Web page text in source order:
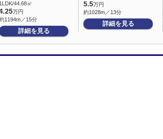
1LDK/44.68㎡
万円
1194m／15分
詳細を見る
5.5万円
約1028m／13分
詳細を見る